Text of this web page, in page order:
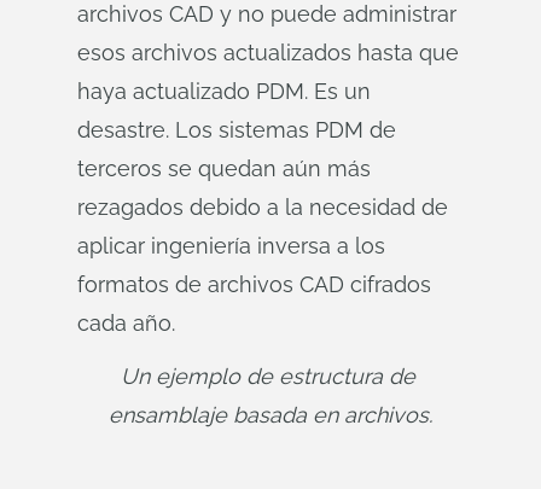
archivos CAD y no puede administrar
esos archivos actualizados hasta que
haya actualizado PDM. Es un
desastre. Los sistemas PDM de
terceros se quedan aún más
rezagados debido a la necesidad de
aplicar ingeniería inversa a los
formatos de archivos CAD cifrados
cada año.
Un ejemplo de estructura de
ensamblaje basada en archivos.